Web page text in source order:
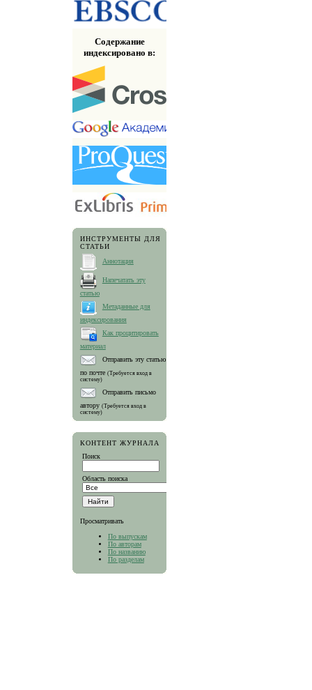
Содержание
индексировано в:
ИНСТРУМЕНТЫ ДЛЯ
СТАТЬИ
Аннотация
Напечатать эту
статью
Метаданные для
индексирования
Как процитировать
материал
Отправить эту статью
по почте (Требуется вход в
систему)
Отправить письмо
автору (Требуется вход в
систему)
КОНТЕНТ ЖУРНАЛА
Поиск
Область поиска
Просматривать
По выпускам
По авторам
По названию
По разделам